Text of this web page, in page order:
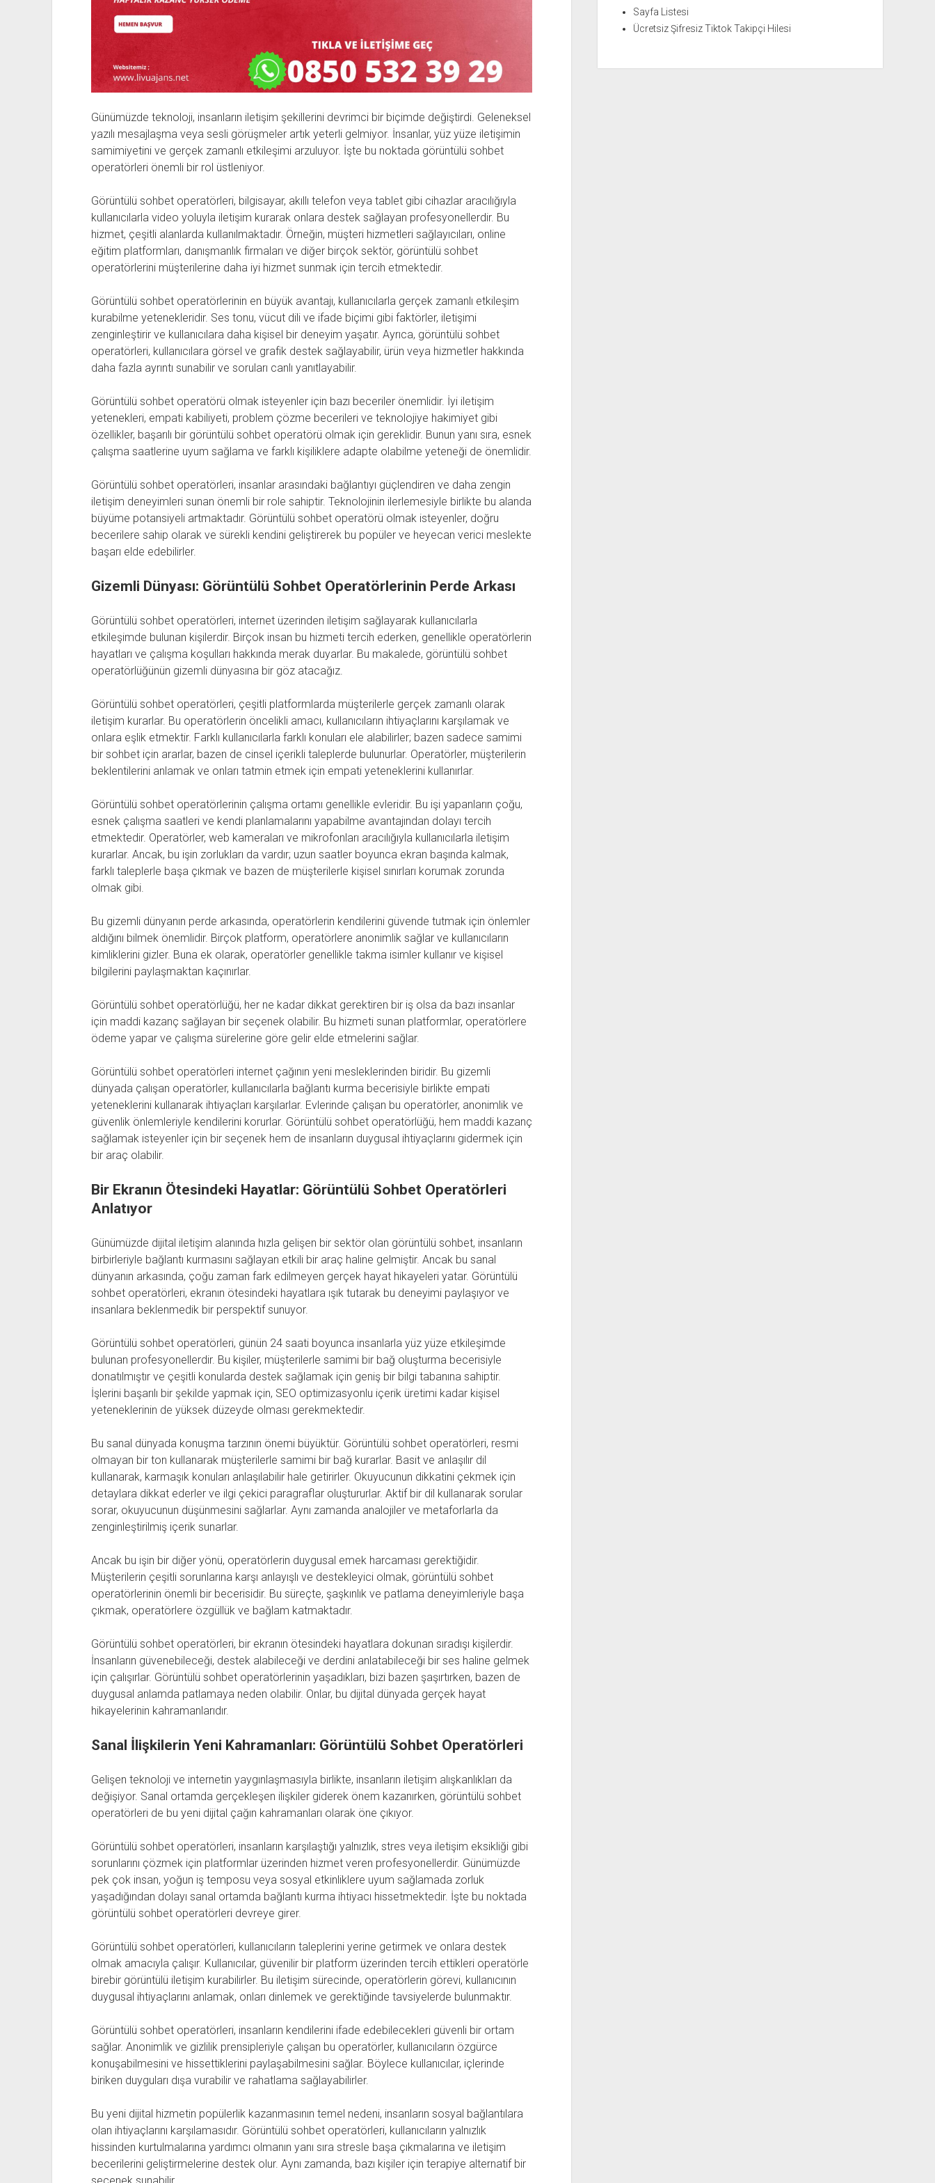
Günümüzde teknoloji, insanların iletişim şekillerini devrimci bir biçimde değiştirdi. Geleneksel
yazılı mesajlaşma veya sesli görüşmeler artık yeterli gelmiyor. İnsanlar, yüz yüze iletişimin
samimiyetini ve gerçek zamanlı etkileşimi arzuluyor. İşte bu noktada görüntülü sohbet
operatörleri önemli bir rol üstleniyor.
Görüntülü sohbet operatörleri, bilgisayar, akıllı telefon veya tablet gibi cihazlar aracılığıyla
kullanıcılarla video yoluyla iletişim kurarak onlara destek sağlayan profesyonellerdir. Bu
hizmet, çeşitli alanlarda kullanılmaktadır. Örneğin, müşteri hizmetleri sağlayıcıları, online
eğitim platformları, danışmanlık firmaları ve diğer birçok sektör, görüntülü sohbet
operatörlerini müşterilerine daha iyi hizmet sunmak için tercih etmektedir.
Görüntülü sohbet operatörlerinin en büyük avantajı, kullanıcılarla gerçek zamanlı etkileşim
kurabilme yetenekleridir. Ses tonu, vücut dili ve ifade biçimi gibi faktörler, iletişimi
zenginleştirir ve kullanıcılara daha kişisel bir deneyim yaşatır. Ayrıca, görüntülü sohbet
operatörleri, kullanıcılara görsel ve grafik destek sağlayabilir, ürün veya hizmetler hakkında
daha fazla ayrıntı sunabilir ve soruları canlı yanıtlayabilir.
Görüntülü sohbet operatörü olmak isteyenler için bazı beceriler önemlidir. İyi iletişim
yetenekleri, empati kabiliyeti, problem çözme becerileri ve teknolojiye hakimiyet gibi
özellikler, başarılı bir görüntülü sohbet operatörü olmak için gereklidir. Bunun yanı sıra, esnek
çalışma saatlerine uyum sağlama ve farklı kişiliklere adapte olabilme yeteneği de önemlidir.
Görüntülü sohbet operatörleri, insanlar arasındaki bağlantıyı güçlendiren ve daha zengin
iletişim deneyimleri sunan önemli bir role sahiptir. Teknolojinin ilerlemesiyle birlikte bu alanda
büyüme potansiyeli artmaktadır. Görüntülü sohbet operatörü olmak isteyenler, doğru
becerilere sahip olarak ve sürekli kendini geliştirerek bu popüler ve heyecan verici meslekte
başarı elde edebilirler.
Gizemli Dünyası: Görüntülü Sohbet Operatörlerinin Perde Arkası
Görüntülü sohbet operatörleri, internet üzerinden iletişim sağlayarak kullanıcılarla
etkileşimde bulunan kişilerdir. Birçok insan bu hizmeti tercih ederken, genellikle operatörlerin
hayatları ve çalışma koşulları hakkında merak duyarlar. Bu makalede, görüntülü sohbet
operatörlüğünün gizemli dünyasına bir göz atacağız.
Görüntülü sohbet operatörleri, çeşitli platformlarda müşterilerle gerçek zamanlı olarak
iletişim kurarlar. Bu operatörlerin öncelikli amacı, kullanıcıların ihtiyaçlarını karşılamak ve
onlara eşlik etmektir. Farklı kullanıcılarla farklı konuları ele alabilirler; bazen sadece samimi
bir sohbet için ararlar, bazen de cinsel içerikli taleplerde bulunurlar. Operatörler, müşterilerin
beklentilerini anlamak ve onları tatmin etmek için empati yeteneklerini kullanırlar.
Görüntülü sohbet operatörlerinin çalışma ortamı genellikle evleridir. Bu işi yapanların çoğu,
esnek çalışma saatleri ve kendi planlamalarını yapabilme avantajından dolayı tercih
etmektedir. Operatörler, web kameraları ve mikrofonları aracılığıyla kullanıcılarla iletişim
kurarlar. Ancak, bu işin zorlukları da vardır; uzun saatler boyunca ekran başında kalmak,
farklı taleplerle başa çıkmak ve bazen de müşterilerle kişisel sınırları korumak zorunda
olmak gibi.
Bu gizemli dünyanın perde arkasında, operatörlerin kendilerini güvende tutmak için önlemler
aldığını bilmek önemlidir. Birçok platform, operatörlere anonimlik sağlar ve kullanıcıların
kimliklerini gizler. Buna ek olarak, operatörler genellikle takma isimler kullanır ve kişisel
bilgilerini paylaşmaktan kaçınırlar.
Görüntülü sohbet operatörlüğü, her ne kadar dikkat gerektiren bir iş olsa da bazı insanlar
için maddi kazanç sağlayan bir seçenek olabilir. Bu hizmeti sunan platformlar, operatörlere
ödeme yapar ve çalışma sürelerine göre gelir elde etmelerini sağlar.
Görüntülü sohbet operatörleri internet çağının yeni mesleklerinden biridir. Bu gizemli
dünyada çalışan operatörler, kullanıcılarla bağlantı kurma becerisiyle birlikte empati
yeteneklerini kullanarak ihtiyaçları karşılarlar. Evlerinde çalışan bu operatörler, anonimlik ve
güvenlik önlemleriyle kendilerini korurlar. Görüntülü sohbet operatörlüğü, hem maddi kazanç
sağlamak isteyenler için bir seçenek hem de insanların duygusal ihtiyaçlarını gidermek için
bir araç olabilir.
Bir Ekranın Ötesindeki Hayatlar: Görüntülü Sohbet Operatörleri
Anlatıyor
Günümüzde dijital iletişim alanında hızla gelişen bir sektör olan görüntülü sohbet, insanların
birbirleriyle bağlantı kurmasını sağlayan etkili bir araç haline gelmiştir. Ancak bu sanal
dünyanın arkasında, çoğu zaman fark edilmeyen gerçek hayat hikayeleri yatar. Görüntülü
sohbet operatörleri, ekranın ötesindeki hayatlara ışık tutarak bu deneyimi paylaşıyor ve
insanlara beklenmedik bir perspektif sunuyor.
Görüntülü sohbet operatörleri, günün 24 saati boyunca insanlarla yüz yüze etkileşimde
bulunan profesyonellerdir. Bu kişiler, müşterilerle samimi bir bağ oluşturma becerisiyle
donatılmıştır ve çeşitli konularda destek sağlamak için geniş bir bilgi tabanına sahiptir.
İşlerini başarılı bir şekilde yapmak için, SEO optimizasyonlu içerik üretimi kadar kişisel
yeteneklerinin de yüksek düzeyde olması gerekmektedir.
Bu sanal dünyada konuşma tarzının önemi büyüktür. Görüntülü sohbet operatörleri, resmi
olmayan bir ton kullanarak müşterilerle samimi bir bağ kurarlar. Basit ve anlaşılır dil
kullanarak, karmaşık konuları anlaşılabilir hale getirirler. Okuyucunun dikkatini çekmek için
detaylara dikkat ederler ve ilgi çekici paragraflar oluştururlar. Aktif bir dil kullanarak sorular
sorar, okuyucunun düşünmesini sağlarlar. Aynı zamanda analojiler ve metaforlarla da
zenginleştirilmiş içerik sunarlar.
Ancak bu işin bir diğer yönü, operatörlerin duygusal emek harcaması gerektiğidir.
Müşterilerin çeşitli sorunlarına karşı anlayışlı ve destekleyici olmak, görüntülü sohbet
operatörlerinin önemli bir becerisidir. Bu süreçte, şaşkınlık ve patlama deneyimleriyle başa
çıkmak, operatörlere özgüllük ve bağlam katmaktadır.
Görüntülü sohbet operatörleri, bir ekranın ötesindeki hayatlara dokunan sıradışı kişilerdir.
İnsanların güvenebileceği, destek alabileceği ve derdini anlatabileceği bir ses haline gelmek
için çalışırlar. Görüntülü sohbet operatörlerinin yaşadıkları, bizi bazen şaşırtırken, bazen de
duygusal anlamda patlamaya neden olabilir. Onlar, bu dijital dünyada gerçek hayat
hikayelerinin kahramanlarıdır.
Sanal İlişkilerin Yeni Kahramanları: Görüntülü Sohbet Operatörleri
Gelişen teknoloji ve internetin yaygınlaşmasıyla birlikte, insanların iletişim alışkanlıkları da
değişiyor. Sanal ortamda gerçekleşen ilişkiler giderek önem kazanırken, görüntülü sohbet
operatörleri de bu yeni dijital çağın kahramanları olarak öne çıkıyor.
Görüntülü sohbet operatörleri, insanların karşılaştığı yalnızlık, stres veya iletişim eksikliği gibi
sorunlarını çözmek için platformlar üzerinden hizmet veren profesyonellerdir. Günümüzde
pek çok insan, yoğun iş temposu veya sosyal etkinliklere uyum sağlamada zorluk
yaşadığından dolayı sanal ortamda bağlantı kurma ihtiyacı hissetmektedir. İşte bu noktada
görüntülü sohbet operatörleri devreye girer.
Görüntülü sohbet operatörleri, kullanıcıların taleplerini yerine getirmek ve onlara destek
olmak amacıyla çalışır. Kullanıcılar, güvenilir bir platform üzerinden tercih ettikleri operatörle
birebir görüntülü iletişim kurabilirler. Bu iletişim sürecinde, operatörlerin görevi, kullanıcının
duygusal ihtiyaçlarını anlamak, onları dinlemek ve gerektiğinde tavsiyelerde bulunmaktır.
Görüntülü sohbet operatörleri, insanların kendilerini ifade edebilecekleri güvenli bir ortam
sağlar. Anonimlik ve gizlilik prensipleriyle çalışan bu operatörler, kullanıcıların özgürce
konuşabilmesini ve hissettiklerini paylaşabilmesini sağlar. Böylece kullanıcılar, içlerinde
biriken duyguları dışa vurabilir ve rahatlama sağlayabilirler.
Bu yeni dijital hizmetin popülerlik kazanmasının temel nedeni, insanların sosyal bağlantılara
olan ihtiyaçlarını karşılamasıdır. Görüntülü sohbet operatörleri, kullanıcıların yalnızlık
hissinden kurtulmalarına yardımcı olmanın yanı sıra stresle başa çıkmalarına ve iletişim
becerilerini geliştirmelerine destek olur. Aynı zamanda, bazı kişiler için terapiye alternatif bir
Sayfa Listesi
Ücretsiz Şifresiz Tiktok Takipçi Hilesi